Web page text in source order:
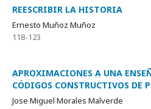
REESCRIBIR LA HISTORIA
Ernesto Muñoz Muñoz
118-123
APROXIMACIONES A UNA
CÓDIGOS CONSTRUCTIVOS DE
Jose Miguel Morales Malverde